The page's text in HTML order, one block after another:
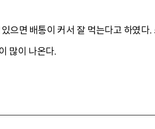
으면 배통이 커서 잘 먹는다고 하였
많이 나온다.